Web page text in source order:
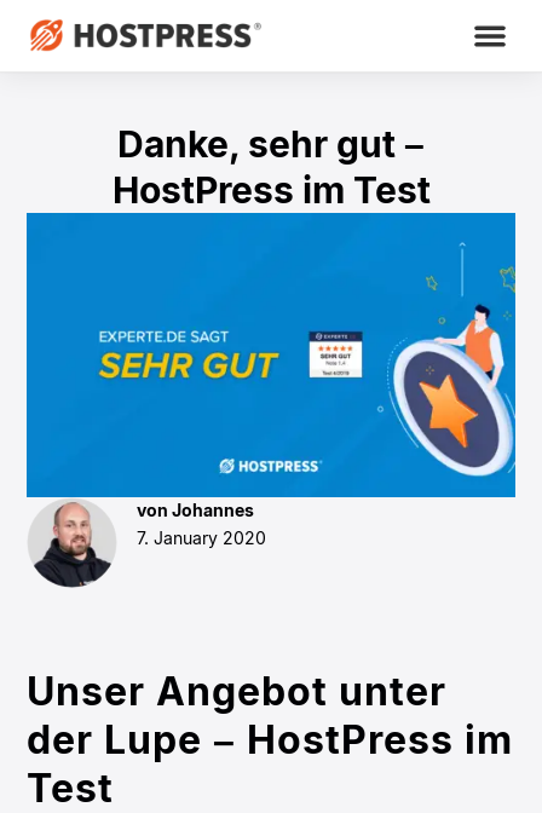
Danke, sehr gut –
HostPress im Test
von Johannes
7. January 2020
Unser Angebot unter
der Lupe – HostPress im
Test